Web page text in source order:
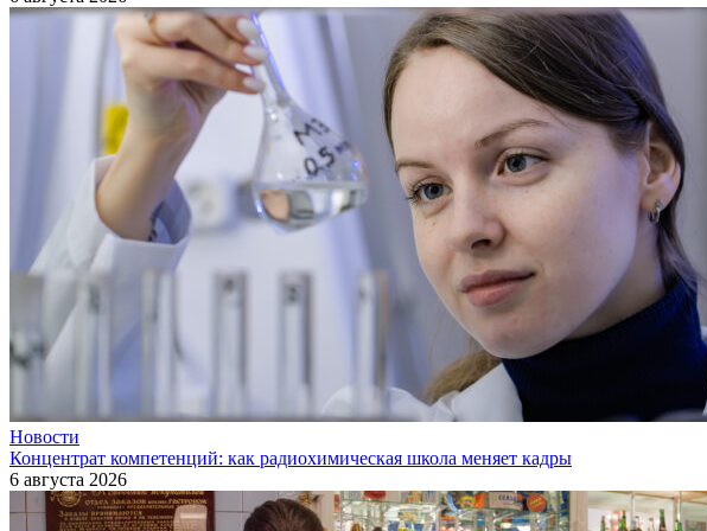
Новости
Концентрат компетенций: как радиохимическая школа меняет кадры
6 августа 2026